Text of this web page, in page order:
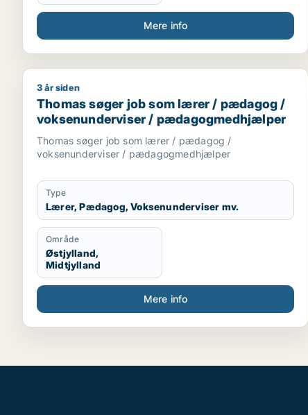
Mere info
Thomas søger job som lærer / pædagog /
3 år siden
Thomas søger job som lærer / pædagog /
voksenunderviser / pædagogmedhjælper
Thomas søger job som lærer / pædagog /
voksenunderviser / pædagogmedhjælper
Type
Lærer, Pædagog, Voksenunderviser mv.
Område
Østjylland,
Midtjylland
Mere info